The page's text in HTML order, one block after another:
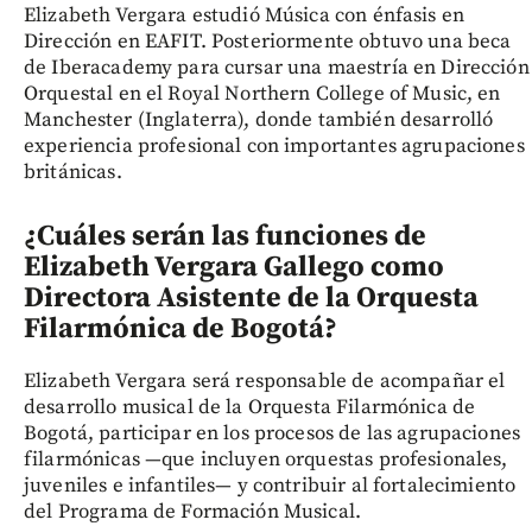
Elizabeth Vergara estudió Música con énfasis en
Dirección en EAFIT. Posteriormente obtuvo una beca
de Iberacademy para cursar una maestría en Dirección
Orquestal en el Royal Northern College of Music, en
Manchester (Inglaterra), donde también desarrolló
experiencia profesional con importantes agrupaciones
británicas.
¿Cuáles serán las funciones de
Elizabeth Vergara Gallego como
Directora Asistente de la Orquesta
Filarmónica de Bogotá?
Elizabeth Vergara será responsable de acompañar el
desarrollo musical de la Orquesta Filarmónica de
Bogotá, participar en los procesos de las agrupaciones
filarmónicas —que incluyen orquestas profesionales,
juveniles e infantiles— y contribuir al fortalecimiento
del Programa de Formación Musical.